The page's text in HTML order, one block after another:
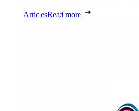
ArticlesRead more